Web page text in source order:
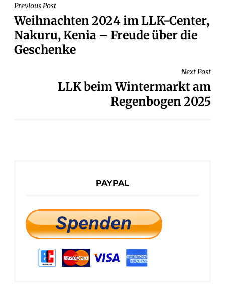
BEITRAGSNAVIGATION
Previous Post
Weihnachten 2024 im LLK-Center,
Nakuru, Kenia – Freude über die
Geschenke
Next Post
LLK beim Wintermarkt am
Regenbogen 2025
PAYPAL